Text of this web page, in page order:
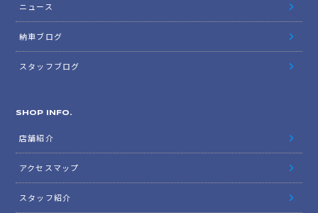
ニュース
納車ブログ
スタッフブログ
SHOP INFO.
店舗紹介
アクセスマップ
スタッフ紹介